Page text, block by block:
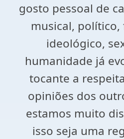
gosto pessoal de
musical,
ideológico,
humanidade já
tocante a
opiniões dos
estamos muito
isso seja uma